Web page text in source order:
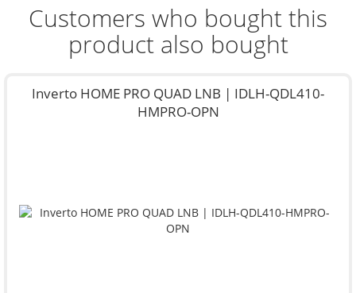
Customers who bought this
product also bought
Inverto HOME PRO QUAD LNB | IDLH-QDL410-
HMPRO-OPN